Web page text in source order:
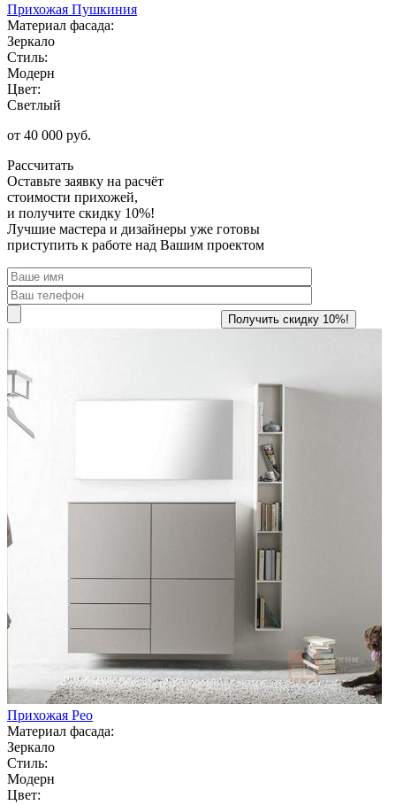
Прихожая Пушкиния
Материал фасада:
Зеркало
Стиль:
Модерн
Цвет:
Светлый
от 40 000 руб.
Рассчитать
Оставьте заявку на расчёт
стоимости прихожей,
и получите скидку 10%!
Лучшие мастера и дизайнеры уже готовы
приступить к работе над Вашим проектом
Прихожая Рео
Материал фасада:
Зеркало
Стиль:
Модерн
Цвет: